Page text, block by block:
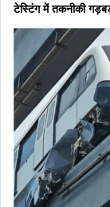
टेस्टिंग में तकनीकी